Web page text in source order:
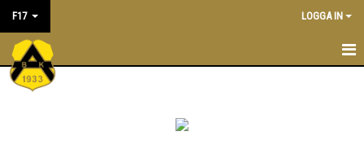
F17 LOGGA IN
F17